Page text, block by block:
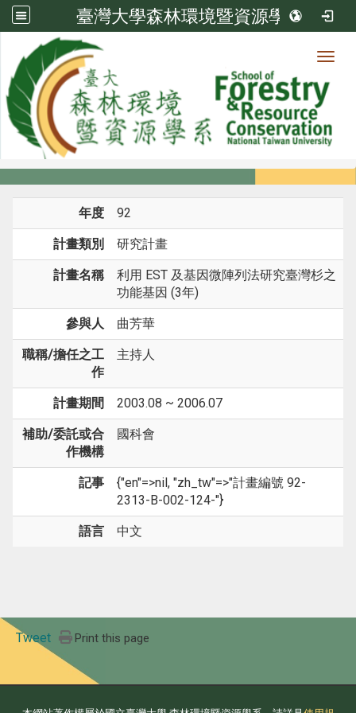
臺灣大學森林環境暨資源學系
系所成員
系所成員
年度 92
計畫類別 研究計畫
計畫名稱
利用 EST 及基因微陣列法研究臺灣杉之
功能基因 (3年)
參與人 曲芳華
職稱/擔任之工
作
主持人
計畫期間 2003.08 ~ 2006.07
補助/委託或合
作機構
國科會
記事
{"en"=>nil, "zh_tw"=>"計畫編號 92-
2313-B-002-124-"}
語言 中文
Tweet Print this page